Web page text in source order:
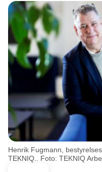
Henrik Fugmann,
TEKNIQ.. Foto: TEKNIQ